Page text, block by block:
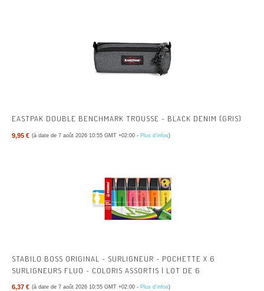
EASTPAK DOUBLE BENCHMARK TROUSSE - BLACK DENIM (GRIS)
9,95 € (à date de 7 août 2026 10:55 GMT +02:00 - Plus d’infos)
STABILO BOSS ORIGINAL - SURLIGNEUR - POCHETTE X 6
SURLIGNEURS FLUO - COLORIS ASSORTIS | LOT DE 6
6,37 € (à date de 7 août 2026 10:55 GMT +02:00 - Plus d’infos)